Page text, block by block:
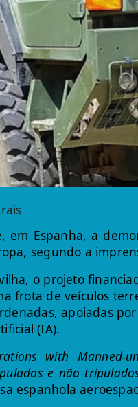
em Espanha, a
segundo a
o projeto
frota de veículos
apoiadas
(IA).
with Manned-
e não
espanhola